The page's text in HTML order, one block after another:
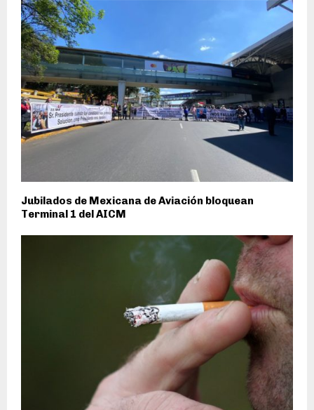
Jubilados de Mexicana de Aviación bloquean
Terminal 1 del AICM